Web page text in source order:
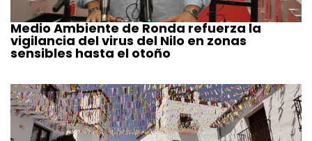
Medio Ambiente de Ronda refuerza la
vigilancia del virus del Nilo en zonas
sensibles hasta el otoño